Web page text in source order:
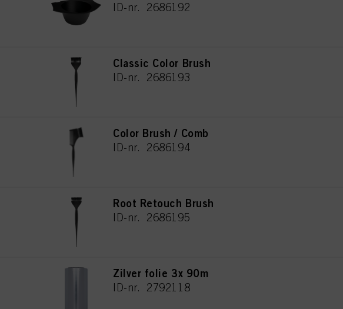
ID-nr. 2686192
Classic Color Brush
ID-nr. 2686193
Color Brush / Comb
ID-nr. 2686194
Root Retouch Brush
ID-nr. 2686195
Zilver folie 3x 90m
ID-nr. 2792118